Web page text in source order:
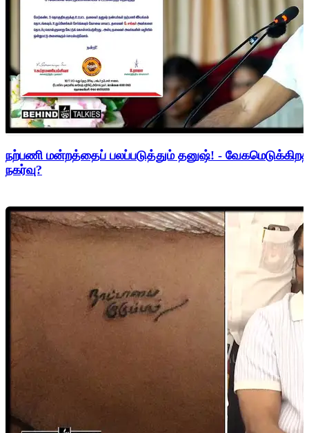
நற்பணி மன்றத்தைப் பலப்படுத்தும் தனுஷ்! -
நகர்வு?